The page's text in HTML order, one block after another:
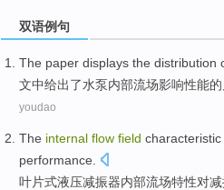
双语例句
The paper displays the distribution
文中给出了水泵内部流场影响性能的
youdao
The internal flow field characteristic
performance
叶片式液压减振器内部流场特性对